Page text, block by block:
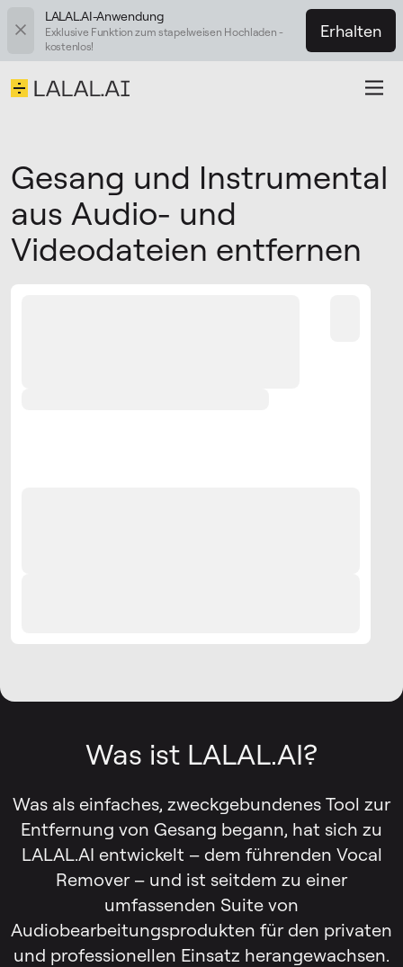
LALAL.AI-Anwendung
Exklusive Funktion zum stapelweisen Hochladen -
kostenlos!
Erhalten
Gesang und Instrumental
aus Audio- und
Videodateien entfernen
Was ist LALAL.AI?
Was als einfaches, zweckgebundenes Tool zur
Entfernung von Gesang begann, hat sich zu
LALAL.AI entwickelt – dem führenden Vocal
Remover – und ist seitdem zu einer
umfassenden Suite von
Audiobearbeitungsprodukten für den privaten
und professionellen Einsatz herangewachsen.